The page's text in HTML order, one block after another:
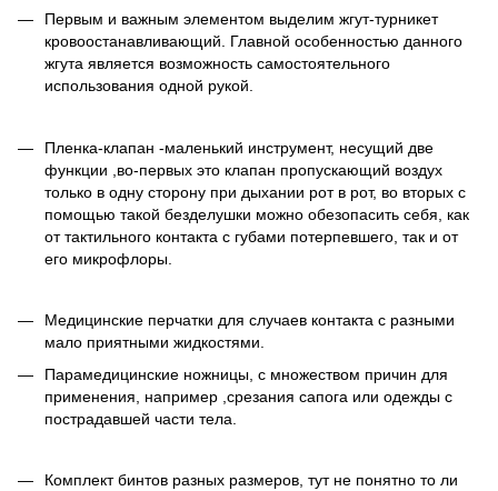
Первым и важным элементом выделим жгут-турникет
кровоостанавливающий. Главной особенностью данного
жгута является возможность самостоятельного
использования одной рукой.
Пленка-клапан -маленький инструмент, несущий две
функции ,во-первых это клапан пропускающий воздух
только в одну сторону при дыхании рот в рот, во вторых с
помощью такой безделушки можно обезопасить себя, как
от тактильного контакта с губами потерпевшего, так и от
его микрофлоры.
Медицинские перчатки для случаев контакта с разными
мало приятными жидкостями.
Парамедицинские ножницы, с множеством причин для
применения, например ,срезания сапога или одежды с
пострадавшей части тела.
Комплект бинтов разных размеров, тут не понятно то ли